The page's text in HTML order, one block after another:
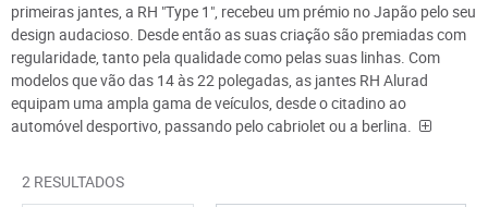
primeiras jantes, a RH "Type 1", recebeu um prémio no Japão pelo seu
design audacioso. Desde então as suas criação são premiadas com
regularidade, tanto pela qualidade como pelas suas linhas. Com
modelos que vão das 14 às 22 polegadas, as jantes RH Alurad
equipam uma ampla gama de veículos, desde o citadino ao
automóvel desportivo, passando pelo cabriolet ou a berlina.
2 RESULTADOS